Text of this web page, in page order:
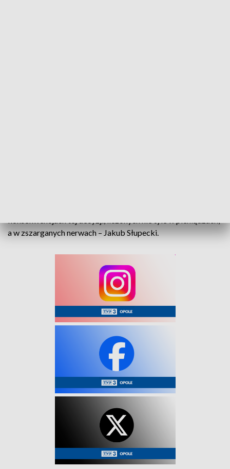
a w zszarganych nerwach – Jakub Słupecki.